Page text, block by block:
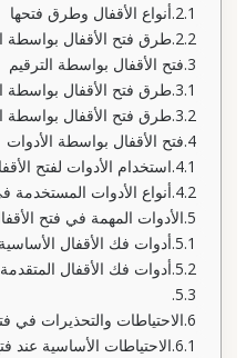
أنواع الأقفال وطرق فتحها
طرق فتح الأقفال بواسطة
فتح الأقفال بواسطة الترقيم
طرق فتح الأقفال بواسطة
طرق فتح الأقفال بواسطة
فتح الأقفال بواسطة الأدوات
استخدام الأدوات لفتح
أنواع الأدوات المستخدمة
الأدوات المهمة في فتح
أدوات فك الأقفال الأساسية
أدوات فك الأقفال
الاحتياطات والتحذيرات في
الاحتياطات الأساسية عند